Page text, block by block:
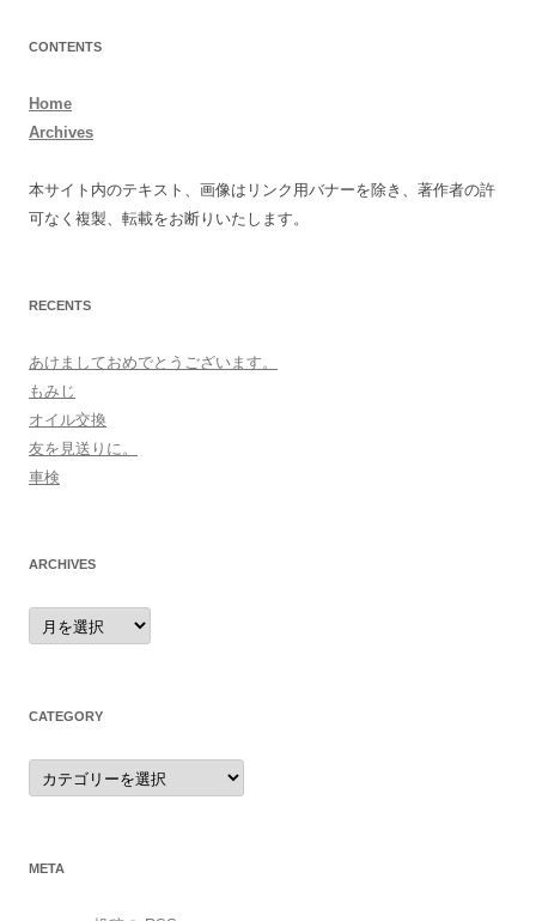
CONTENTS
Home
Archives
本サイト内のテキスト、画像はリンク用バナーを除き、著作者の許
可なく複製、転載をお断りいたします。
RECENTS
あけましておめでとうございます。
もみじ
オイル交換
友を見送りに。
車検
ARCHIVES
archives
CATEGORY
category
META